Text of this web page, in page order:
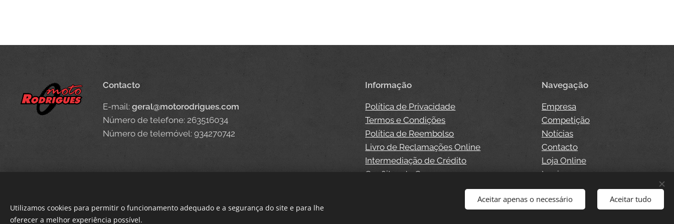
Contacto
E-mail: geral@motorodrigues.com
Número de telefone: 263516034
Número de telemóvel: 934270742
Informação
Política de Privacidade
Termos e Condições
Política de Reembolso
Livro de Reclamações Online
Intermediação de Crédito
Conflitos de Consumo
Navegação
Empresa
Competição
Notícias
Contacto
Loja Online
Login
Utilizamos cookies para permitir o funcionamento adequado e a segurança do site e para lhe
oferecer a melhor experiência possível.
Aceitar apenas o necessário Aceitar tudo